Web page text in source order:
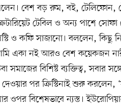
বেশ বড় রুম, বই, টেলিফোন,
টেবিল ও অন্য পাশে
ও কফি সাজানো। বললেন,
একা নই আরও বেশ কয়েকজন
সমাজের বিশিষ্ট ব্যক্তিত্ব, সবার
পর ক্রিস্টিনাই শুরু করলেন,
ওপর বিশেষভাবে ন্যস্ত।